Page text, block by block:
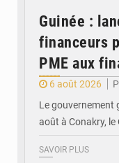
Guinée :
financeurs
PME aux
6 août 2026
Le gouvernement
août à Conakry, le
SAVOIR PLUS